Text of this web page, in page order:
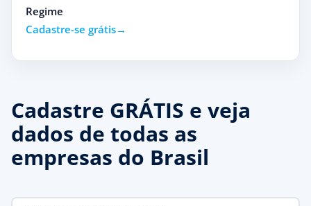
Regime
Cadastre-se grátis
Cadastre GRÁTIS e veja
dados de todas as
empresas do Brasil